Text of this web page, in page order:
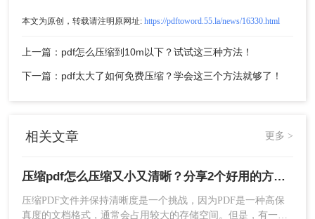
操作如下：
么就需要下载转转大师批量压缩客户端。
本文为原创，转载请注明原网址: https://pdftoword.55.la/news/16330.html
上一篇：pdf怎么压缩到10m以下？试试这三种方法！
下一篇：pdf太大了如何免费压缩？学会这三个方法就够了！
相关文章 更多 >
压缩pdf怎么压缩又小又清晰？分享2个好用的方法！
压缩PDF文件并保持清晰度是一个挑战，因为PDF是一种高保
真度的文档格式，通常会占用较大的存储空间。但是，有一些